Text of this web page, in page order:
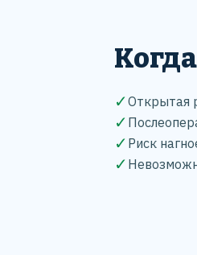
✓Открытая
✓
✓ Риск
✓